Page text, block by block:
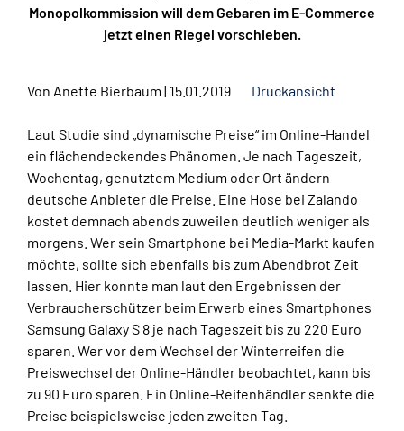
Monopolkommission will dem Gebaren im E-Commerce
jetzt einen Riegel vorschieben.
Von Anette Bierbaum | 15.01.2019 Druckansicht
Laut Studie sind „dynamische Preise“ im Online-Handel
ein flächendeckendes Phänomen. Je nach Tageszeit,
Wochentag, genutztem Medium oder Ort ändern
deutsche Anbieter die Preise. Eine Hose bei Zalando
kostet demnach abends zuweilen deutlich weniger als
morgens. Wer sein Smartphone bei Media-Markt kaufen
möchte, sollte sich ebenfalls bis zum Abendbrot Zeit
lassen. Hier konnte man laut den Ergebnissen der
Verbraucherschützer beim Erwerb eines Smartphones
Samsung Galaxy S 8 je nach Tageszeit bis zu 220 Euro
sparen. Wer vor dem Wechsel der Winterreifen die
Preiswechsel der Online-Händler beobachtet, kann bis
zu 90 Euro sparen. Ein Online-Reifenhändler senkte die
Preise beispielsweise jeden zweiten Tag.